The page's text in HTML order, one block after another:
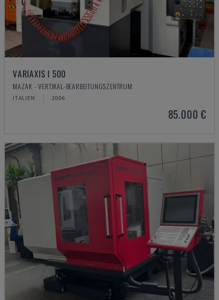
VARIAXIS I 500
MAZAK - VERTIKAL-BEARBEITUNGSZENTRUM
ITALIEN 2006
85.000 €